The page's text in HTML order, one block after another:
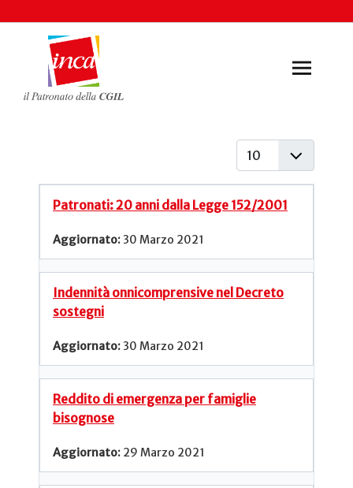
Visualizza #
Patronati: 20 anni dalla Legge 152/2001
30 Marzo 2021
Indennità onnicomprensive nel Decreto
sostegni
30 Marzo 2021
Reddito di emergenza per famiglie
bisognose
29 Marzo 2021